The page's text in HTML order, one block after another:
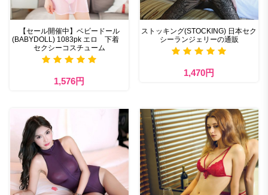
【セール開催中】ベビードール
(BABYDOLL) 1083pk エロ 下着
セクシーコスチューム
1,576円
ストッキング(STOCKING) 日本セク
シーランジェリーの通販
1,470円